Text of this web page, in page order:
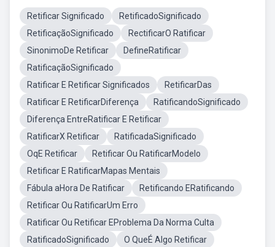
Retificar Significado
RetificadoSignificado
RetificaçãoSignificado
RectificarO Ratificar
SinonimoDe Retificar
DefineRatificar
RatificaçãoSignificado
Ratificar E Retificar Significados
RetificarDas
Ratificar E RetificarDiferença
RatificandoSignificado
Diferença EntreRatificar E Retificar
RatificarX Retificar
RatificadaSignificado
OqE Retificar
Retificar Ou RatificarModelo
Retificar E RatificarMapas Mentais
Fábula aHora De Ratificar
Retificando ERatificando
Retificar Ou RatificarUm Erro
Ratificar Ou Retificar EProblema Da Norma Culta
RatificadoSignificado
O QueÉ Algo Retificar